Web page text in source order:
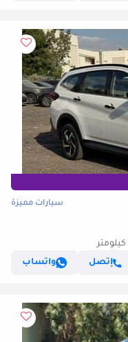
سيارات مميزة
إتصل
واتساب